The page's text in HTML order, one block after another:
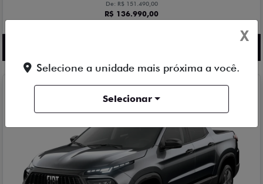
De: R$ 151.490,00
R$ 136.990,00
TORO ENDURANCE TURBO 270 FLEX AT6 2027
X
Selecione a unidade mais próxima a você.
Selecionar